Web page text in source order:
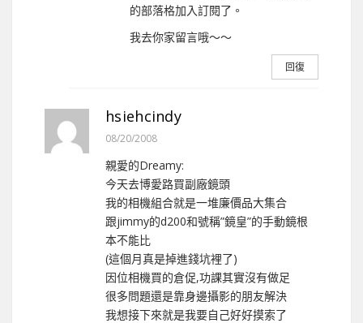
的部落格加入訂閱了。
我去你家留言哦～～
回復
hsiehcindy
08/20/2008
親愛的Dreamy:
今天去博愛路買副廠鏡頭
我的相機組合就是一堆廉價品大集合
跟jimmy的d200和號稱”鏡皇”的手動鏡根
本不能比
(這個月真是掉進錢坑裡了)
因位相機買的倉促,功課其實沒有做足
很多問題還是靠身邊攝影的朋友解決
我想接下來就是我要自己好好摸索了